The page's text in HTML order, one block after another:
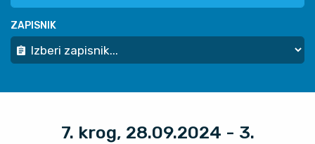
ZAPISNIK
7. krog, 28.09.2024 - 3.